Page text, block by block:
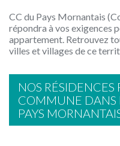
CC du Pays Mornantais
répondra à vos exigences
appartement. Retrouvez
villes et villages de ce
NOS RÉSIDENCES
COMMUNE DANS
PAYS